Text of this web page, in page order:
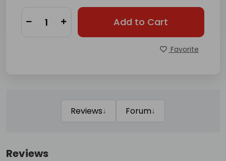
Add to Cart
Favorite
Reviews↓ Forum↓
Reviews